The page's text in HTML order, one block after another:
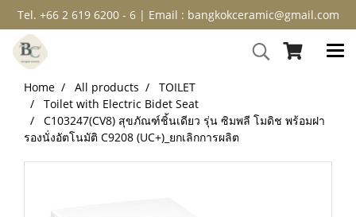
Tel. +66 2 619 6200 - 6 | Email : bangkokceramic@gmail.com
Home All products
TOILET
Toilet with Electric Bidet Seat
C103247(CV8) สุขภัณฑ์ชิ้นเดียว รุ่น ซิมพลี โมดิช พร้อมฝา
รองนั่งอัตโนมัติ C9208 (UC+)_ยกเลิกการผลิต